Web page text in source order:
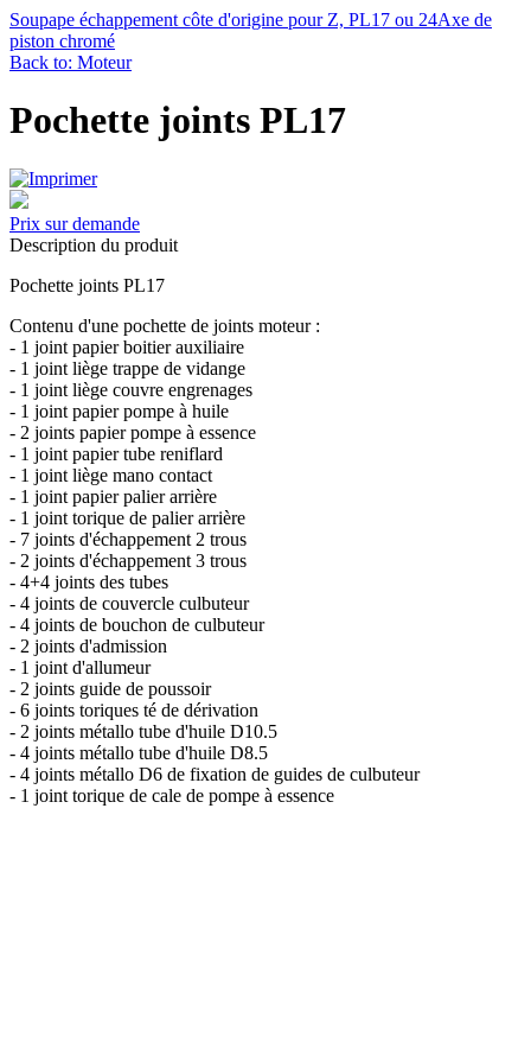
Soupape échappement côte d'origine pour Z, PL17 ou 24Axe de
piston chromé
Back to: Moteur
Pochette joints PL17
Prix sur demande
Description du produit
Pochette joints PL17
Contenu d'une pochette de joints moteur :
- 1 joint papier boitier auxiliaire
- 1 joint liège trappe de vidange
- 1 joint liège couvre engrenages
- 1 joint papier pompe à huile
- 2 joints papier pompe à essence
- 1 joint papier tube reniflard
- 1 joint liège mano contact
- 1 joint papier palier arrière
- 1 joint torique de palier arrière
- 7 joints d'échappement 2 trous
- 2 joints d'échappement 3 trous
- 4+4 joints des tubes
- 4 joints de couvercle culbuteur
- 4 joints de bouchon de culbuteur
- 2 joints d'admission
- 1 joint d'allumeur
- 2 joints guide de poussoir
- 6 joints toriques té de dérivation
- 2 joints métallo tube d'huile D10.5
- 4 joints métallo tube d'huile D8.5
- 4 joints métallo D6 de fixation de guides de culbuteur
- 1 joint torique de cale de pompe à essence